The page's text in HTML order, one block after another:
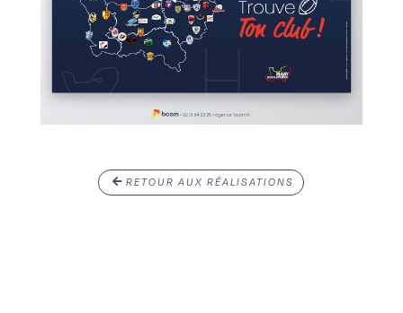
RETOUR AUX RÉALISATIONS